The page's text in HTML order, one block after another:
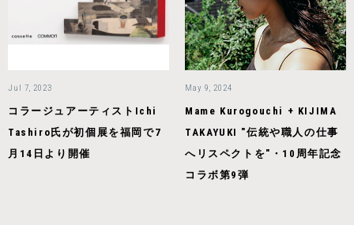
Jul 7, 2023
コラージュアーティストIchi
Tashiro氏が初個展を福岡で7
月14日より開催
May 9, 2024
Mame Kurogouchi + KIJIMA
TAKAYUKI "伝統や職人の仕事
へリスペクトを"・10周年記念
コラボ第9弾